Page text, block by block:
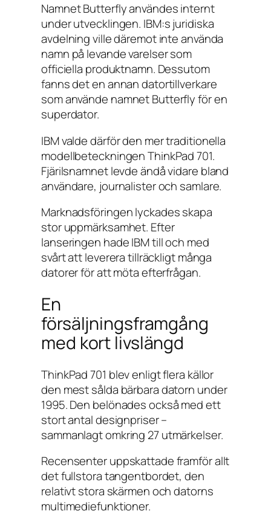
Namnet Butterfly användes internt
under utvecklingen. IBM:s juridiska
avdelning ville däremot inte använda
namn på levande varelser som
officiella produktnamn. Dessutom
fanns det en annan datortillverkare
som använde namnet Butterfly för en
superdator.
IBM valde därför den mer traditionella
modellbeteckningen ThinkPad 701.
Fjärilsnamnet levde ändå vidare bland
användare, journalister och samlare.
Marknadsföringen lyckades skapa
stor uppmärksamhet. Efter
lanseringen hade IBM till och med
svårt att leverera tillräckligt många
datorer för att möta efterfrågan.
En
försäljningsframgång
med kort livslängd
ThinkPad 701 blev enligt flera källor
den mest sålda bärbara datorn under
1995. Den belönades också med ett
stort antal designpriser –
sammanlagt omkring 27 utmärkelser.
Recensenter uppskattade framför allt
det fullstora tangentbordet, den
relativt stora skärmen och datorns
multimediefunktioner.